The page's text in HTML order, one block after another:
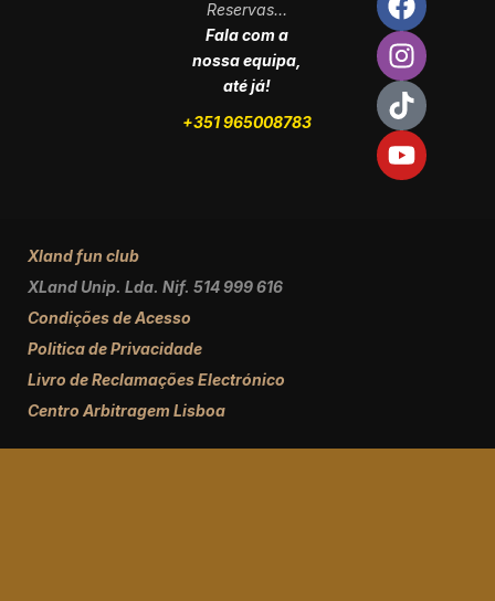
Reservas…
Fala com a
nossa equipa,
até já!
+351 965008783
Xland fun club
XLand Unip. Lda. Nif. 514 999 616
Condições de Acesso
Politica de Privacidade
Livro de Reclamações Electrónico
Centro Arbitragem Lisboa